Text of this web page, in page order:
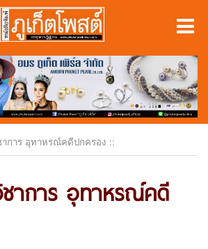
การ อุทาหรณ์คดีปกครอง ::
าการ อุทาหรณ์คดี